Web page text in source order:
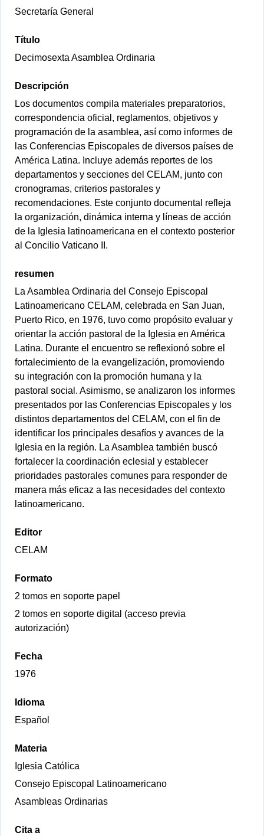
Secretaría General
Título
Decimosexta Asamblea Ordinaria
Descripción
Los documentos compila materiales preparatorios,
correspondencia oficial, reglamentos, objetivos y
programación de la asamblea, así como informes de
las Conferencias Episcopales de diversos países de
América Latina. Incluye además reportes de los
departamentos y secciones del CELAM, junto con
cronogramas, criterios pastorales y
recomendaciones. Este conjunto documental refleja
la organización, dinámica interna y líneas de acción
de la Iglesia latinoamericana en el contexto posterior
al Concilio Vaticano II.
resumen
La Asamblea Ordinaria del Consejo Episcopal
Latinoamericano CELAM, celebrada en San Juan,
Puerto Rico, en 1976, tuvo como propósito evaluar y
orientar la acción pastoral de la Iglesia en América
Latina. Durante el encuentro se reflexionó sobre el
fortalecimiento de la evangelización, promoviendo
su integración con la promoción humana y la
pastoral social. Asimismo, se analizaron los informes
presentados por las Conferencias Episcopales y los
distintos departamentos del CELAM, con el fin de
identificar los principales desafíos y avances de la
Iglesia en la región. La Asamblea también buscó
fortalecer la coordinación eclesial y establecer
prioridades pastorales comunes para responder de
manera más eficaz a las necesidades del contexto
latinoamericano.
Editor
CELAM
Formato
2 tomos en soporte papel
2 tomos en soporte digital (acceso previa
autorización)
Fecha
1976
Idioma
Español
Materia
Iglesia Católica
Consejo Episcopal Latinoamericano
Asambleas Ordinarias
Cita a